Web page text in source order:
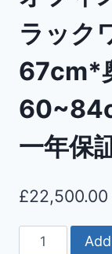
ラック
67cm*
一年保
£22,500.00